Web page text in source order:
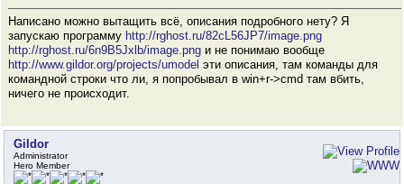
Написано можно вытащить всё, описания подробного нету? Я
запускаю программу http://rghost.ru/82cL56JP7/image.png
http://rghost.ru/6n9B5Jxlb/image.png и не понимаю вообще
http://www.gildor.org/projects/umodel эти описания, там команды для
командной строки что ли, я попробывал в win+r->cmd там вбить,
ничего не происходит.
Gildor
Administrator
Hero Member